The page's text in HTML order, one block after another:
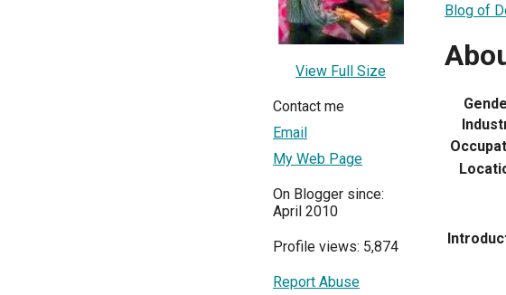
View Full Size
Contact me
Email
My Web Page
On Blogger since:
April 2010
Profile views: 5,874
Report Abuse
Blog of